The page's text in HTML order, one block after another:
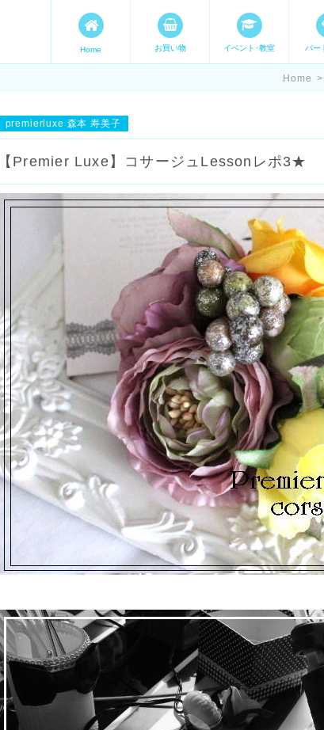
す。 手づくり表現ステージ
Home お買い物 イベント･教室 パー
Home >
premierluxe 森本 寿美子
【Premier Luxe】コサージュLessonレポ3★